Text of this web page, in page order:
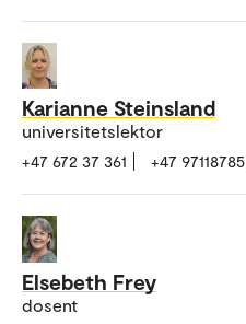
Karianne Steinsland
universitetslektor
+47 672 37 361 +47 97118785
Elsebeth Frey
dosent